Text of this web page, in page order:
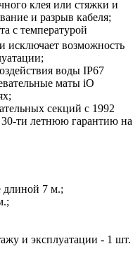
клея или стяжки и
и разрыв кабеля;
с температурой
исключает возможность
воды IP67
маты iO
секций с 1992
30-ти летнюю гарантию на
длиной 7 м.;
и эксплуатации - 1 шт.